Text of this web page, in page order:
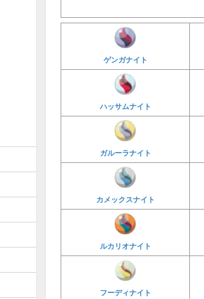
ゲンガナイト
ハッサムナイト
ガルーラナイト
カメックスナイト
ルカリオナイト
フーディナイト